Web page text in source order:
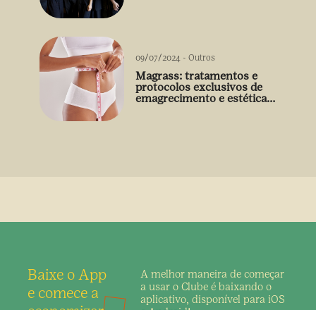
09/07/2024 - Outros
Magrass: tratamentos e
protocolos exclusivos de
emagrecimento e estética
Baixe o App
e comece a
A melhor maneira de começar
a usar o Clube é baixando o
aplicativo, disponível para iOS